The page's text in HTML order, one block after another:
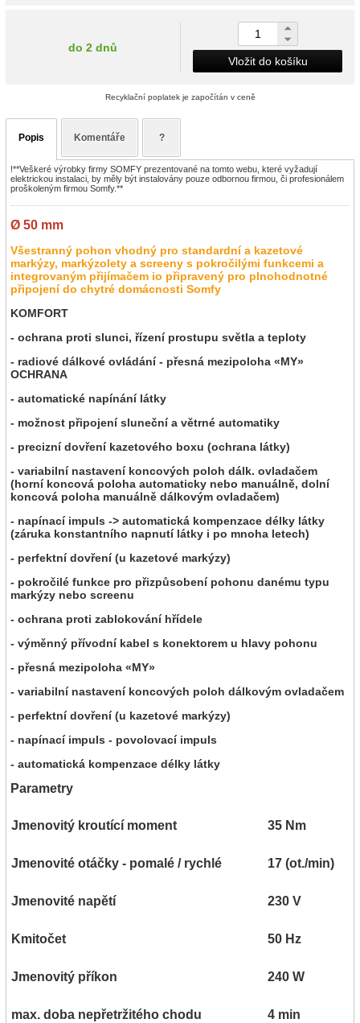
do 2 dnů
Vložit do košíku
Recyklační poplatek je započítán v ceně
Popis Komentáře ?
!**Veškeré výrobky firmy SOMFY prezentované na tomto webu, které vyžadují
elektrickou instalaci, by měly být instalovány pouze odbornou firmou, či profesionálem
proškoleným firmou Somfy.**
Ø 50 mm
Všestranný pohon vhodný pro standardní a kazetové
markýzy, markýzolety a screeny s pokročilými funkcemi a
integrovaným přijímačem io připravený pro plnohodnotné
připojení do chytré domácnosti Somfy
KOMFORT
- ochrana proti slunci, řízení prostupu světla a teploty
- radiové dálkové ovládání - přesná mezipoloha «MY»
OCHRANA
- automatické napínání látky
- možnost připojení sluneční a větrné automatiky
- precizní dovření kazetového boxu (ochrana látky)
- variabilní nastavení koncových poloh dálk. ovladačem
(horní koncová poloha automaticky nebo manuálně, dolní
koncová poloha manuálně dálkovým ovladačem)
- napínací impuls -> automatická kompenzace délky látky
(záruka konstantního napnutí látky i po mnoha letech)
- perfektní dovření (u kazetové markýzy)
- pokročilé funkce pro přizpůsobení pohonu danému typu
markýzy nebo screenu
- ochrana proti zablokování hřídele
- výměnný přívodní kabel s konektorem u hlavy pohonu
- přesná mezipoloha «MY»
- variabilní nastavení koncových poloh dálkovým ovladačem
- perfektní dovření (u kazetové markýzy)
- napínací impuls - povolovací impuls
- automatická kompenzace délky látky
Parametry
Jmenovitý kroutící moment 35 Nm
Jmenovité otáčky - pomalé / rychlé 17 (ot./min)
Jmenovité napětí 230 V
Kmitočet 50 Hz
Jmenovitý příkon 240 W
max. doba nepřetržitého chodu 4 min